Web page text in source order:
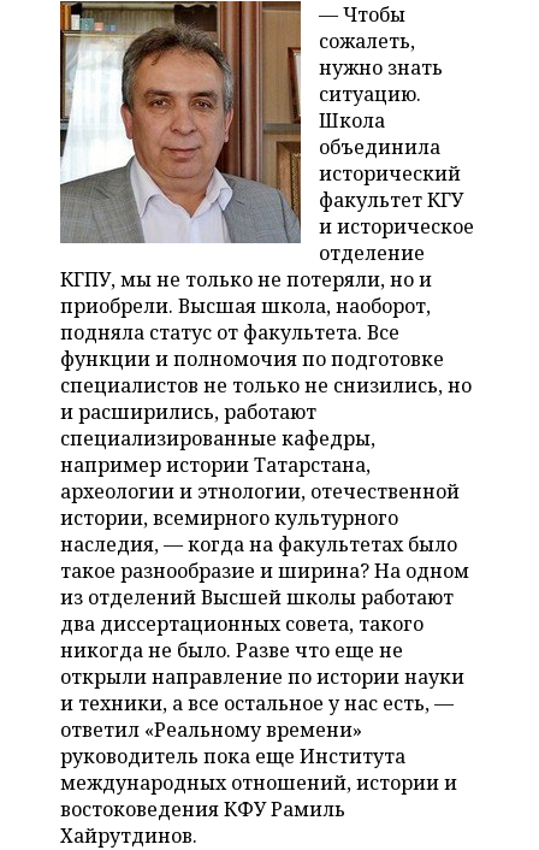
— Чтобы
сожалеть,
нужно знать
ситуацию.
Школа
объединила
исторический
факультет КГУ
и историческое
отделение
КГПУ, мы не только не потеряли, но и
приобрели. Высшая школа, наоборот,
подняла статус от факультета. Все
функции и полномочия по подготовке
специалистов не только не снизились, но
и расширились, работают
специализированные кафедры,
например истории Татарстана,
археологии и этнологии, отечественной
истории, всемирного культурного
наследия, — когда на факультетах было
такое разнообразие и ширина? На одном
из отделений Высшей школы работают
два диссертационных совета, такого
никогда не было. Разве что еще не
открыли направление по истории науки
и техники, а все остальное у нас есть, —
ответил «Реальному времени»
руководитель пока еще Института
международных отношений, истории и
востоковедения КФУ Рамиль
Хайрутдинов.